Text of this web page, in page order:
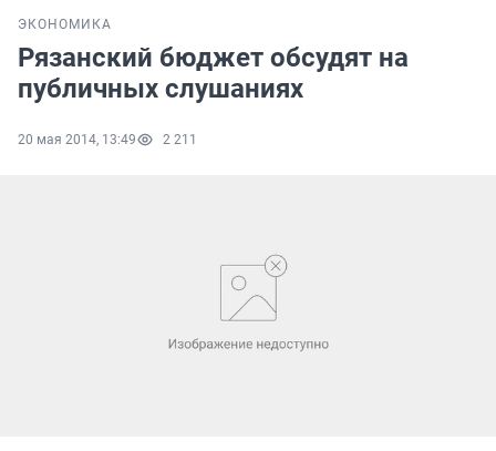
ЭКОНОМИКА
Рязанский бюджет обсудят на
публичных слушаниях
20 мая 2014, 13:49 2 211